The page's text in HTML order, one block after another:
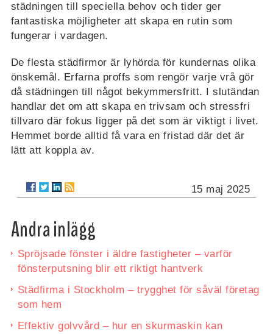
städningen till speciella behov och tider ger
fantastiska möjligheter att skapa en rutin som
fungerar i vardagen.
De flesta städfirmor är lyhörda för kundernas olika
önskemål. Erfarna proffs som rengör varje vrå gör
då städningen till något bekymmersfritt. I slutändan
handlar det om att skapa en trivsam och stressfri
tillvaro där fokus ligger på det som är viktigt i livet.
Hemmet borde alltid få vara en fristad där det är
lätt att koppla av.
15 maj 2025
Andra inlägg
Spröjsade fönster i äldre fastigheter – varför
fönsterputsning blir ett riktigt hantverk
Städfirma i Stockholm – trygghet för såväl företag
som hem
Effektiv golvvård – hur en skurmaskin kan